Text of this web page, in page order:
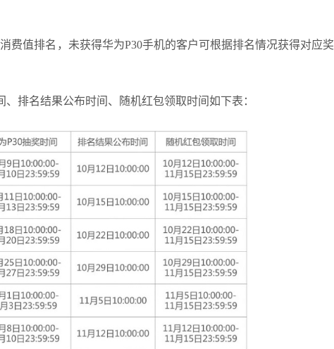
费值排名，未获得华为P30手机的客户可根据排名情况获得对应奖
排名结果公布时间、随机红包领取时间如下表：